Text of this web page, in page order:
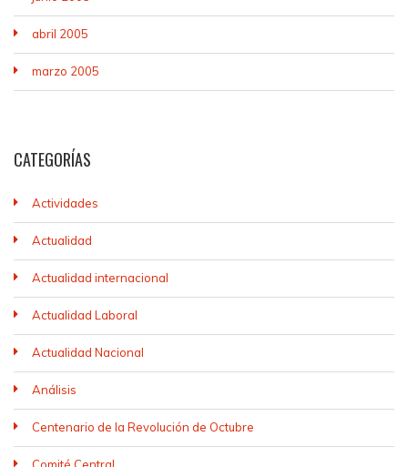
abril 2005
marzo 2005
CATEGORÍAS
Actividades
Actualidad
Actualidad internacional
Actualidad Laboral
Actualidad Nacional
Análisis
Centenario de la Revolución de Octubre
Comité Central